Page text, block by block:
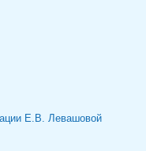
Е.В. Левашовой